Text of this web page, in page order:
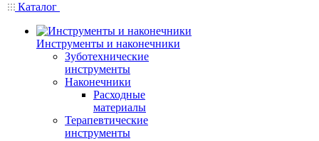
Каталог
Инструменты и наконечники
Зуботехнические
инструменты
Наконечники
Расходные
материалы
Терапевтические
инструменты